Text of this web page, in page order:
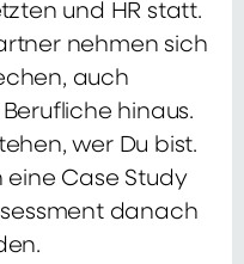
und HR statt.
nehmen sich
auch
hinaus.
wer Du bist.
Case Study
danach